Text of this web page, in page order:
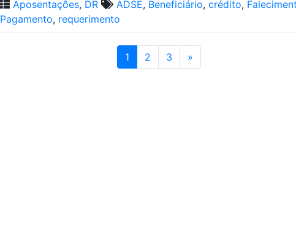
Aposentações, DR ADSE, Beneficiário, crédito,
Pagamento, requerimento
1 2 3 »